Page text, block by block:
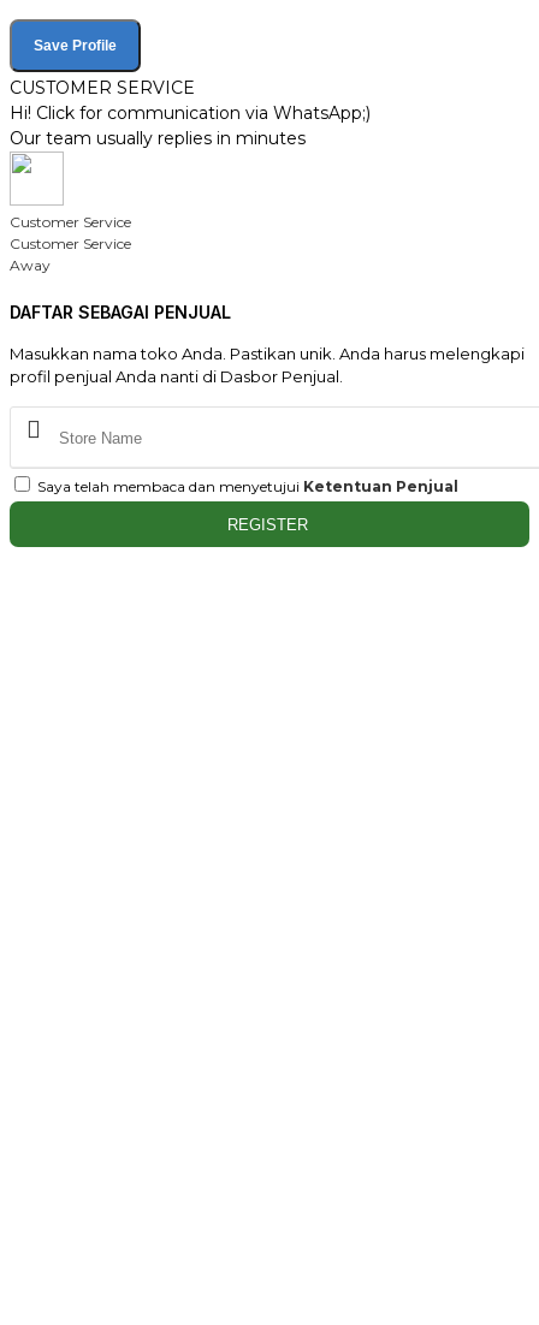
Save Profile
CUSTOMER SERVICE
Hi! Click for communication via WhatsApp;)
Our team usually replies in minutes
Customer Service
Customer Service
Away
DAFTAR SEBAGAI PENJUAL
Masukkan nama toko Anda. Pastikan unik. Anda harus melengkapi
profil penjual Anda nanti di Dasbor Penjual.
Saya telah membaca dan menyetujui Ketentuan Penjual
REGISTER